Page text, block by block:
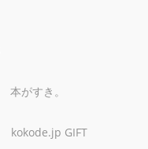
本がすき。
kokode.jp GIFT